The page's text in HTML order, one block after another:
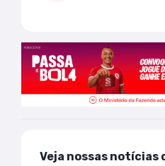
Veja nossas notícias